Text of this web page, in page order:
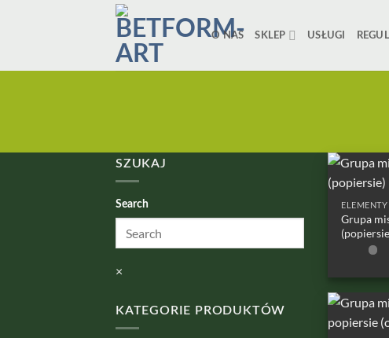
O NAS SKLEP USŁUGI
SZUKAJ
Search
×
KATEGORIE PRODUKTÓW
Grupa